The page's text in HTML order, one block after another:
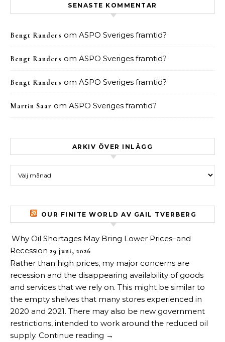
SENASTE KOMMENTAR
Bengt Randers om ASPO Sveriges framtid?
Bengt Randers om ASPO Sveriges framtid?
Bengt Randers om ASPO Sveriges framtid?
Martin Saar om ASPO Sveriges framtid?
ARKIV ÖVER INLÄGG
OUR FINITE WORLD AV GAIL TVERBERG
Why Oil Shortages May Bring Lower Prices–and
Recession 29 juni, 2026
Rather than high prices, my major concerns are
recession and the disappearing availability of goods
and services that we rely on. This might be similar to
the empty shelves that many stores experienced in
2020 and 2021. There may also be new government
restrictions, intended to work around the reduced oil
supply. Continue reading →